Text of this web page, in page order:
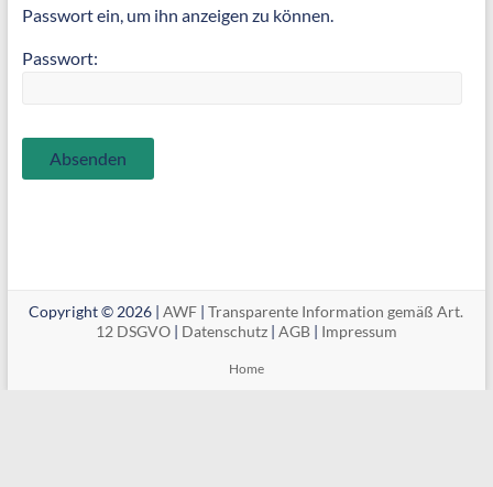
Passwort ein, um ihn anzeigen zu können.
Passwort:
Copyright © 2026 |AWF |Transparente Information gemäß Art.
12 DSGVO| Datenschutz| AGB| Impressum
Home